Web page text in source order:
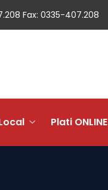
Fax: 0335-407.208
Plati ONLINE